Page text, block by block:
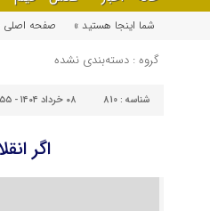
شما اینجا هستید »
صفحه اصلی
گروه : دسته‌بندی نشده
شناسه : 810 ۰۸ خرداد ۱۴۰۴ - ۹:۵۵
اگر